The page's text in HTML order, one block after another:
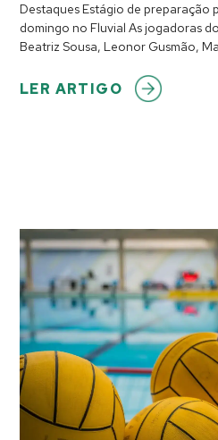
Destaques Estágio de preparação
domingo no Fluvial As jogadoras
Beatriz Sousa, Leonor Gusmão,
LER ARTIGO